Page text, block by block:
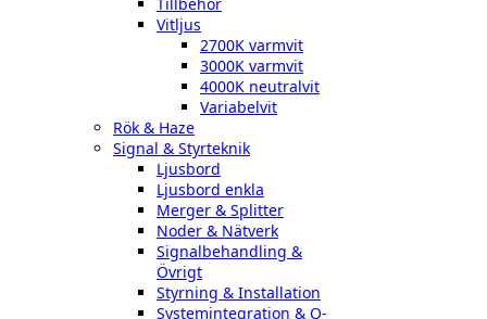
Vitljus
2700K varmvit
3000K varmvit
4000K neutralvit
Variabelvit
Rök & Haze
Signal & Styrteknik
Ljusbord
Ljusbord enkla
Merger & Splitter
Noder & Nätverk
Signalbehandling &
Övrigt
Styrning & Installation
Systemintegration & Q-